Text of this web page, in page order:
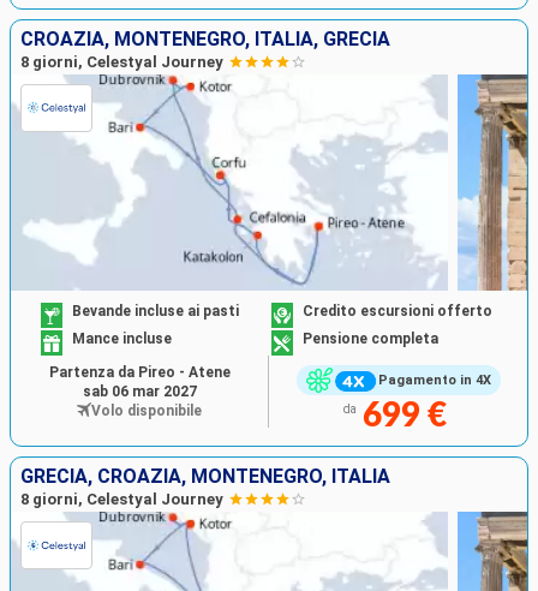
CROAZIA, MONTENEGRO, ITALIA, GRECIA
8 giorni, Celestyal Journey
Pagamento in 4X
Bevande incluse ai pasti
Credito escursioni offerto
Mance incluse
Pensione completa
da 699 €
Partenza da Pireo - Atene
sab 06 mar 2027
Volo disponibile
GRECIA, CROAZIA, MONTENEGRO, ITALIA
8 giorni, Celestyal Journey